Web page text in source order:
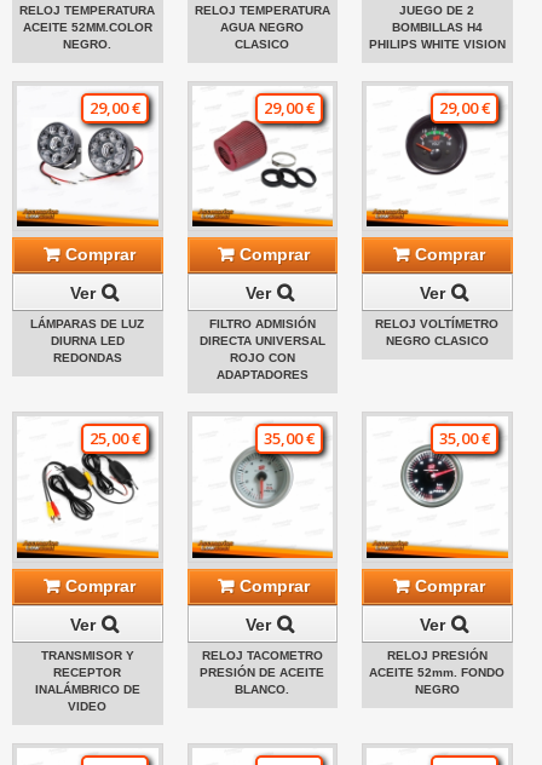
RELOJ TEMPERATURA
ACEITE 52MM.COLOR
NEGRO.
RELOJ TEMPERATURA
AGUA NEGRO
CLASICO
JUEGO DE 2
BOMBILLAS H4
PHILIPS WHITE VISION
29,00 €
Comprar
Ver
LÁMPARAS DE LUZ
DIURNA LED
REDONDAS
29,00 €
Comprar
Ver
FILTRO ADMISIÓN
DIRECTA UNIVERSAL
ROJO CON
ADAPTADORES
29,00 €
Comprar
Ver
RELOJ VOLTÍMETRO
NEGRO CLASICO
25,00 €
Comprar
Ver
TRANSMISOR Y
RECEPTOR
INALÁMBRICO DE
VIDEO
35,00 €
Comprar
Ver
RELOJ TACOMETRO
PRESIÓN DE ACEITE
BLANCO.
35,00 €
Comprar
Ver
RELOJ PRESIÓN
ACEITE 52mm. FONDO
NEGRO